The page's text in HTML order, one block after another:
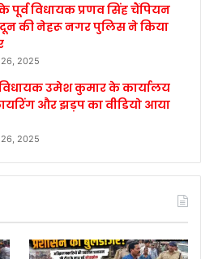
पूर्व विधायक प्रणव सिंह चैंपियन
की नेहरू नगर पुलिस ने किया
2025
उमेश कुमार के कार्यालय
और झड़प का वीडियो आया
2025